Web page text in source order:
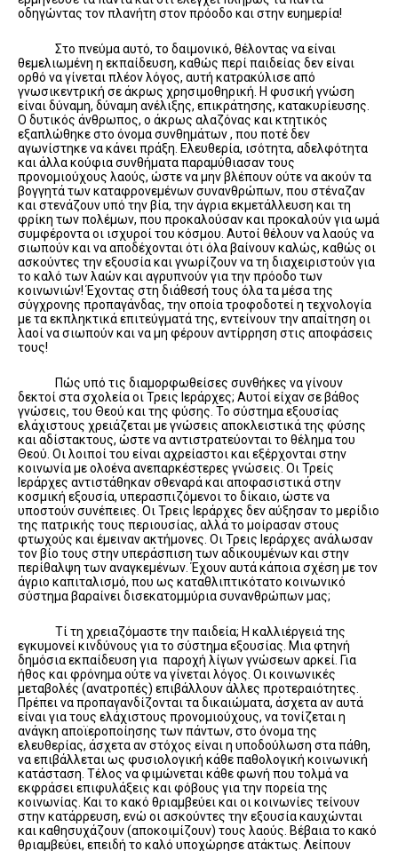
οδηγώντας τον πλανήτη στον πρόοδο και στην ευημερία!
Στο πνεύμα αυτό, το δαιμονικό, θέλοντας να είναι
θεμελιωμένη η εκπαίδευση, καθώς περί παιδείας δεν είναι
ορθό να γίνεται πλέον λόγος, αυτή κατρακύλισε από
γνωσικεντρική σε άκρως χρησιμοθηρική. Η φυσική γνώση
είναι δύναμη, δύναμη ανέλιξης, επικράτησης, κατακυρίευσης.
Ο δυτικός άνθρωπος, ο άκρως αλαζόνας και κτητικός
εξαπλώθηκε στο όνομα συνθημάτων , που ποτέ δεν
αγωνίστηκε να κάνει πράξη. Ελευθερία, ισότητα, αδελφότητα
και άλλα κούφια συνθήματα παραμύθιασαν τους
προνομιούχους λαούς, ώστε να μην βλέπουν ούτε να ακούν τα
βογγητά των καταφρονεμένων συνανθρώπων, που στέναζαν
και στενάζουν υπό την βία, την άγρια εκμετάλλευση και τη
φρίκη των πολέμων, που προκαλούσαν και προκαλούν για ωμά
συμφέροντα οι ισχυροί του κόσμου. Αυτοί θέλουν να λαούς να
σιωπούν και να αποδέχονται ότι όλα βαίνουν καλώς, καθώς οι
ασκούντες την εξουσία και γνωρίζουν να τη διαχειριστούν για
το καλό των λαών και αγρυπνούν για την πρόοδο των
κοινωνιών! Έχοντας στη διάθεσή τους όλα τα μέσα της
σύγχρονης προπαγάνδας, την οποία τροφοδοτεί η τεχνολογία
με τα εκπληκτικά επιτεύγματά της, εντείνουν την απαίτηση οι
λαοί να σιωπούν και να μη φέρουν αντίρρηση στις αποφάσεις
τους!
Πώς υπό τις διαμορφωθείσες συνθήκες να γίνουν
δεκτοί στα σχολεία οι Τρεις Ιεράρχες; Αυτοί είχαν σε βάθος
γνώσεις, του Θεού και της φύσης. Το σύστημα εξουσίας
ελάχιστους χρειάζεται με γνώσεις αποκλειστικά της φύσης
και αδίστακτους, ώστε να αντιστρατεύονται το θέλημα του
Θεού. Οι λοιποί του είναι αχρείαστοι και εξέρχονται στην
κοινωνία με ολοένα ανεπαρκέστερες γνώσεις. Οι Τρείς
Ιεράρχες αντιστάθηκαν σθεναρά και αποφασιστικά στην
κοσμική εξουσία, υπερασπιζόμενοι το δίκαιο, ώστε να
υποστούν συνέπειες. Οι Τρεις Ιεράρχες δεν αύξησαν το μερίδιο
της πατρικής τους περιουσίας, αλλά το μοίρασαν στους
φτωχούς και έμειναν ακτήμονες. Οι Τρεις Ιεράρχες ανάλωσαν
τον βίο τους στην υπεράσπιση των αδικουμένων και στην
περίθαλψη των αναγκεμένων. Έχουν αυτά κάποια σχέση με τον
άγριο καπιταλισμό, που ως καταθλιπτικότατο κοινωνικό
σύστημα βαραίνει δισεκατομμύρια συνανθρώπων μας;
Τί τη χρειαζόμαστε την παιδεία; Η καλλιέργειά της
εγκυμονεί κινδύνους για το σύστημα εξουσίας. Μια φτηνή
δημόσια εκπαίδευση για παροχή λίγων γνώσεων αρκεί. Για
ήθος και φρόνημα ούτε να γίνεται λόγος. Οι κοινωνικές
μεταβολές (ανατροπές) επιβάλλουν άλλες προτεραιότητες.
Πρέπει να προπαγανδίζονται τα δικαιώματα, άσχετα αν αυτά
είναι για τους ελάχιστους προνομιούχους, να τονίζεται η
ανάγκη αποϊεροποίησης των πάντων, στο όνομα της
ελευθερίας, άσχετα αν στόχος είναι η υποδούλωση στα πάθη,
να επιβάλλεται ως φυσιολογική κάθε παθολογική κοινωνική
κατάσταση. Τέλος να φιμώνεται κάθε φωνή που τολμά να
εκφράσει επιφυλάξεις και φόβους για την πορεία της
κοινωνίας. Και το κακό θριαμβεύει και οι κοινωνίες τείνουν
στην κατάρρευση, ενώ οι ασκούντες την εξουσία καυχώνται
και καθησυχάζουν (αποκοιμίζουν) τους λαούς. Βέβαια το κακό
θριαμβεύει, επειδή το καλό υποχώρησε ατάκτως. Λείπουν